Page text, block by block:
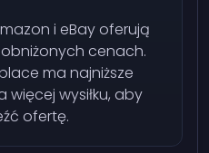
i eBay oferują
cenach.
ma najniższe
wysiłku, aby
ofertę.